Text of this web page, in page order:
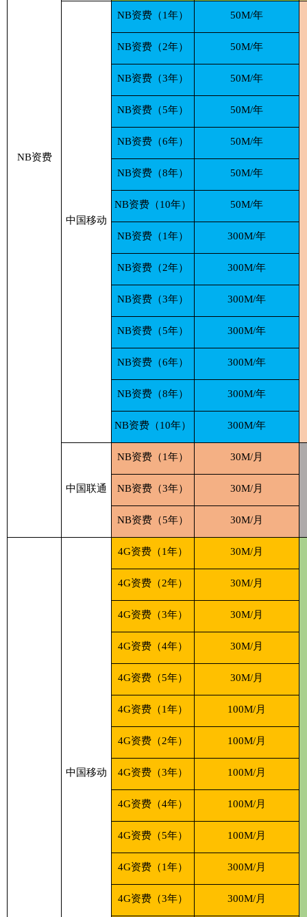
NB资费
中国移动
NB资费（1年） 50M/年
NB资费（2年） 50M/年
NB资费（3年） 50M/年
NB资费（5年） 50M/年
NB资费（6年） 50M/年
NB资费（8年） 50M/年
NB资费（10年） 50M/年
NB资费（1年） 300M/年
NB资费（2年） 300M/年
NB资费（3年） 300M/年
NB资费（5年） 300M/年
NB资费（6年） 300M/年
NB资费（8年） 300M/年
NB资费（10年） 300M/年
中国联通
NB资费（1年） 30M/月
NB资费（3年） 30M/月
NB资费（5年） 30M/月
中国移动
4G资费（1年） 30M/月
4G资费（2年） 30M/月
4G资费（3年） 30M/月
4G资费（4年） 30M/月
4G资费（5年） 30M/月
4G资费（1年） 100M/月
4G资费（2年） 100M/月
4G资费（3年） 100M/月
4G资费（4年） 100M/月
4G资费（5年） 100M/月
4G资费（1年） 300M/月
4G资费（3年） 300M/月